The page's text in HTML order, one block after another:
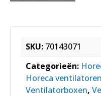
SKU: 70143071
Categorieën:
Horeca ventilatoren
Ventilatorboxen,